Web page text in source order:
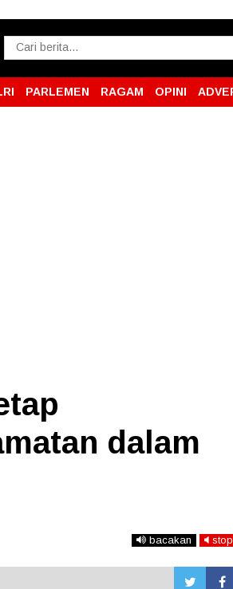
PARLEMEN RAGAM OPINI
dalam
bacakan stop